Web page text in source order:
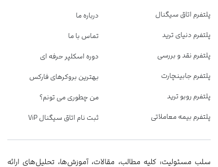
پلتفرم اتاق سیگنال
پلتفرم دنیای ترید
پلتفرم نقد و بررسی
پلتفرم جابینچارت
پلتفرم روبو ترید
پلتفرم بیمه معاملاتی
درباره ما
تماس با ما
دوره اسکلپر حرفه ای
بهترین بروکرهای فارکس
من چطوری می تونم؟
ثبت نام اتاق سیگنال ViP
سلب مسئولیت: کلیه مطالب، مقالات، آموزش‌ها، تحلیل‌های ارائه